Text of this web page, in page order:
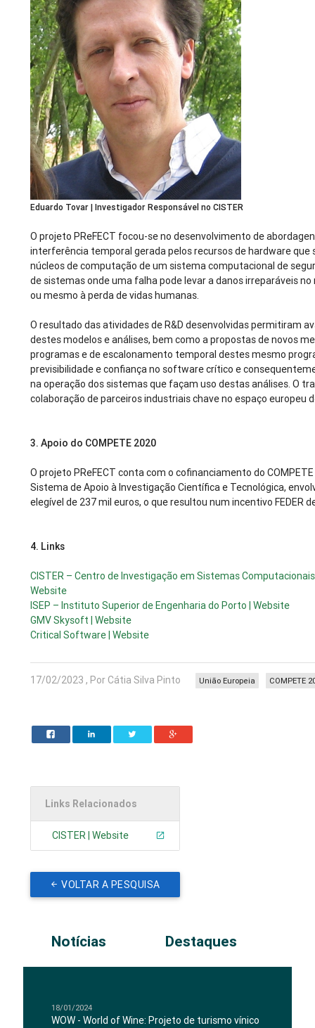
Eduardo Tovar | Investigador Responsável no CISTER
O projeto PReFECT focou-se no desenvolvimento de
interferência temporal gerada pelos recursos de hardware que
núcleos de computação de um sistema computacional de
de sistemas onde uma falha pode levar a danos irreparáveis
ou mesmo à perda de vidas humanas.
O resultado das atividades de R&D desenvolvidas permitiram
destes modelos e análises, bem como a propostas de novos
programas e de escalonamento temporal destes mesmo
previsibilidade e confiança no software crítico e
na operação dos sistemas que façam uso destas análises. O
colaboração de parceiros industriais chave no espaço europeu
3. Apoio do COMPETE 2020
O projeto PReFECT conta com o cofinanciamento do
Sistema de Apoio à Investigação Científica e Tecnológica,
elegível de 237 mil euros, o que resultou num incentivo FEDER
4. Links
CISTER – Centro de Investigação em Sistemas
Website
ISEP – Instituto Superior de Engenharia do Porto | Website
GMV Skysoft | Website
Critical Software | Website
17/02/2023 , Por Cátia Silva Pinto COMPETE
União Europeia
Links Relacionados
CISTER | Website
VOLTAR A PESQUISA
Notícias Destaques
18/01/2024
WOW - World of Wine: Projeto de turismo vínico